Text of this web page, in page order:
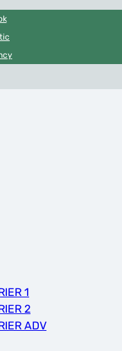
1
2
ADV